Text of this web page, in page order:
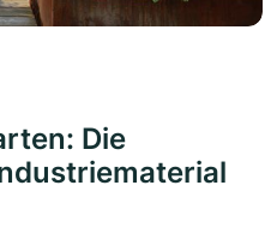
Die